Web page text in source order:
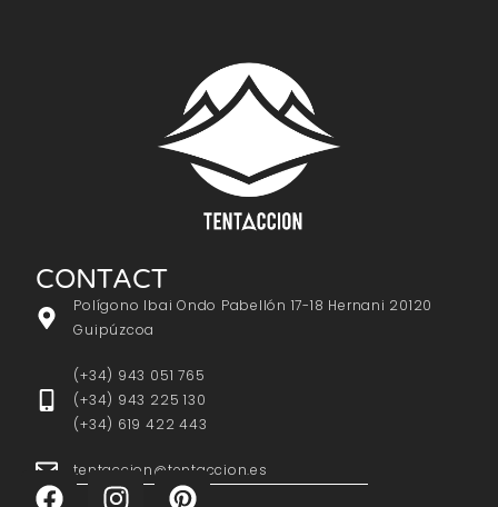
CONTACT
Polígono Ibai Ondo Pabellón 17-18 Hernani 20120
Guipúzcoa
(+34) 943 051 765
(+34) 943 225 130
(+34) 619 422 443
tentaccion@tentaccion.es